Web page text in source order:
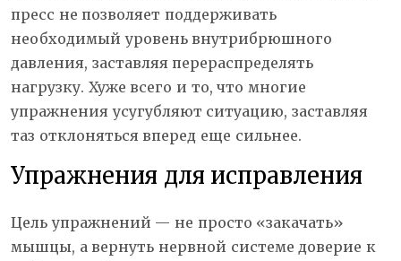
пресс не позволяет поддерживать
необходимый уровень внутрибрюшного
давления, заставляя перераспределять
нагрузку. Хуже всего и то, что многие
упражнения усугубляют ситуацию, заставляя
таз отклоняться вперед еще сильнее.
Упражнения для исправления
Цель упражнений — не просто «закачать»
мышцы, а вернуть нервной системе доверие к